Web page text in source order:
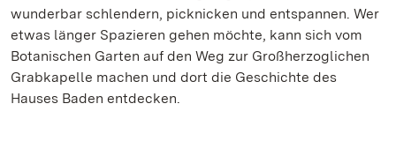
wunderbar schlendern, picknicken und entspannen. Wer
etwas länger Spazieren gehen möchte, kann sich vom
Botanischen Garten auf den Weg zur Großherzoglichen
Grabkapelle machen und dort die Geschichte des
Hauses Baden entdecken.